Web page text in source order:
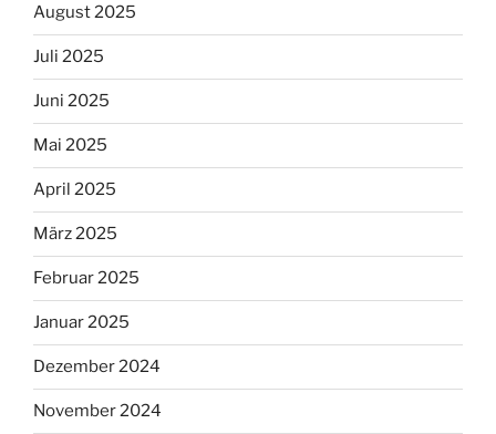
August 2025
Juli 2025
Juni 2025
Mai 2025
April 2025
März 2025
Februar 2025
Januar 2025
Dezember 2024
November 2024